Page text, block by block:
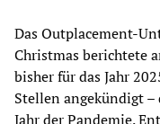
Das Outplacement-
Christmas berichtete
bisher für das Jahr
Stellen angekündigt
Jahr der Pandemie.